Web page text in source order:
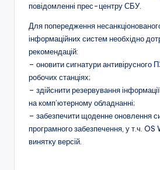
повідомленні прес-центру СБУ.
Для попередження
інформаційних систем необхідно
рекомендацій:
– оновити сигнатури антивірусного
робочих станціях;
– здійснити резервування
на комп’ютерному обладнанні;
– забезпечити щоденне оновлення
програмного забезпечення, у т.ч. OS
винятку версій.